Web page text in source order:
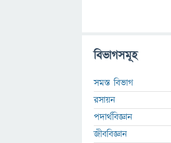
বিভাগসমূহ
সমস্ত বিভাগ
রসায়ন
পদার্থবিজ্ঞান
জীববিজ্ঞান